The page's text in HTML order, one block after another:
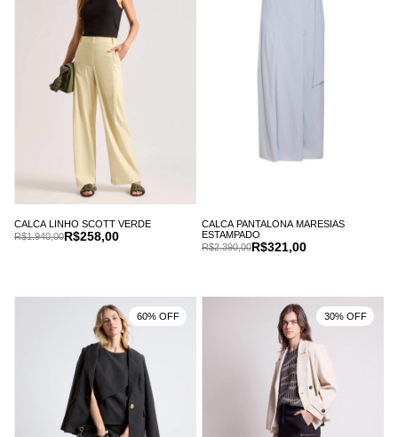
CALCA LINHO SCOTT VERDE
R$258,00
R$1.940,00
CALCA PANTALONA MARESIAS
ESTAMPADO
R$321,00
R$2.390,00
60% OFF 30% OFF